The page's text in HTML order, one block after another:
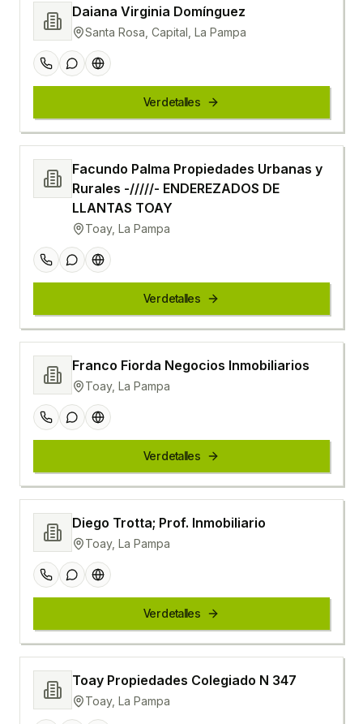
Daiana Virginia Domínguez
Santa Rosa, Capital, La Pampa
Ver detalles
Facundo Palma Propiedades Urbanas y
Rurales -/////- ENDEREZADOS DE
LLANTAS TOAY
Toay, La Pampa
Ver detalles
Franco Fiorda Negocios Inmobiliarios
Toay, La Pampa
Ver detalles
Diego Trotta; Prof. Inmobiliario
Toay, La Pampa
Ver detalles
Toay Propiedades Colegiado N 347
Toay, La Pampa